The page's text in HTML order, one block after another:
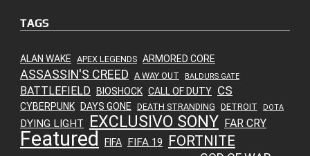
TAGS
ALAN WAKE APEX LEGENDS ARMORED CORE
ASSASSIN'S CREED A WAY OUT BALDURS GATE
BATTLEFIELD BIOSHOCK CALL OF DUTY CS
CYBERPUNK DAYS GONE DEATH STRANDING DETROIT DOTA
DYING LIGHT EXCLUSIVO SONY FAR CRY
Featured FIFA FIFA 19 FORTNITE